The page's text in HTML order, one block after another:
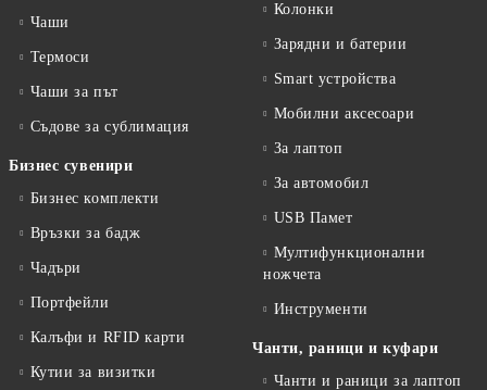
Чаши
Термоси
Чаши за път
Съдове за сублимация
Бизнес сувенири
Бизнес комплекти
Връзки за бадж
Чадъри
Портфейли
Калъфи и RFID карти
Кутии за визитки
Колонки
Зарядни и батерии
Smart устройства
Мобилни аксесоари
За лаптоп
За автомобил
USB Памет
Мултифункционални
ножчета
Инструменти
Чанти, раници и куфари
Чанти и раници за лаптоп